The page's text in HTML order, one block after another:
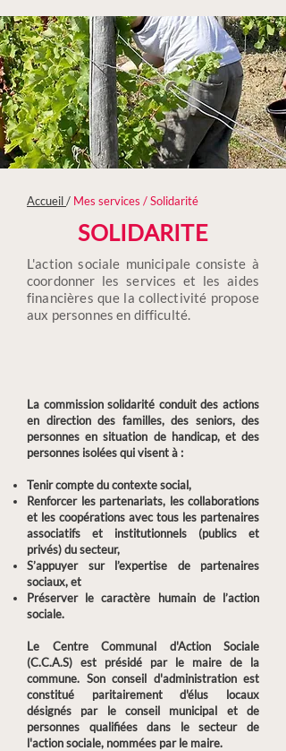
Accueil/ Mes services / Solidarité
SOLIDARITE
L'action sociale municipale consiste à
coordonner les services et les aides
financières que la collectivité propose
aux personnes en difficulté.
La commission solidarité conduit des actions
en direction des familles, des seniors, des
personnes en situation de handicap, et des
personnes isolées qui visent à :
Tenir compte du contexte social,
Renforcer les partenariats, les collaborations
et les coopérations avec tous les partenaires
associatifs et institutionnels (publics et
privés) du secteur,
S’appuyer sur l’expertise de partenaires
sociaux, et
Préserver le caractère humain de l’action
sociale.
Le Centre Communal d'Action Sociale
(C.C.A.S) est présidé par le maire de la
commune. Son conseil d'administration est
constitué paritairement d'élus locaux
désignés par le conseil municipal et de
personnes qualifiées dans le secteur de
l'action sociale, nommées par le maire.